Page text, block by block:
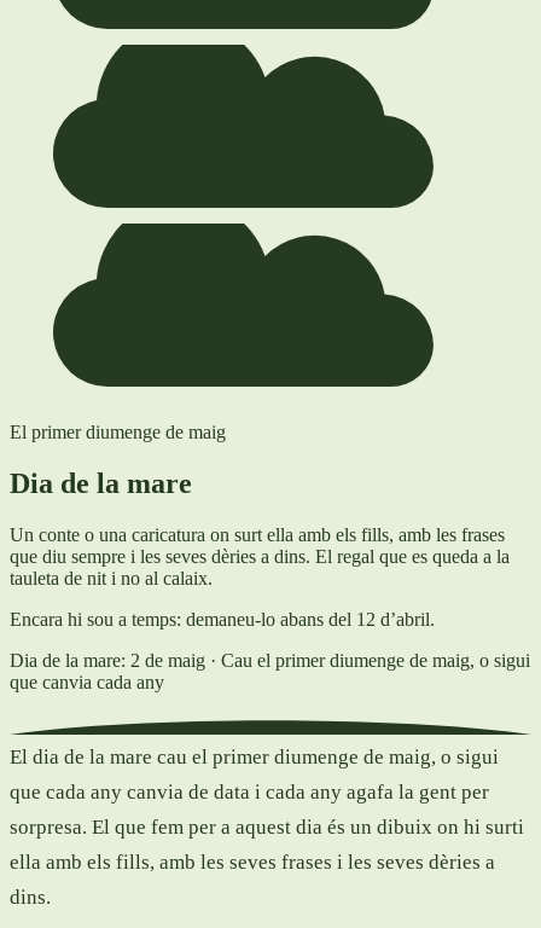
El primer diumenge de maig
Dia de la mare
Un conte o una caricatura on surt ella amb els fills, amb les frases
que diu sempre i les seves dèries a dins. El regal que es queda a la
tauleta de nit i no al calaix.
Encara hi sou a temps: demaneu-lo abans del 12 d’abril.
Dia de la mare: 2 de maig · Cau el primer diumenge de maig, o sigui
que canvia cada any
El dia de la mare cau el primer diumenge de maig, o sigui
que cada any canvia de data i cada any agafa la gent per
sorpresa. El que fem per a aquest dia és un dibuix on hi surti
ella amb els fills, amb les seves frases i les seves dèries a
dins.